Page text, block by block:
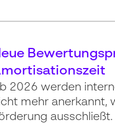
2026 werden
mehr anerkannt,
ausschließt.